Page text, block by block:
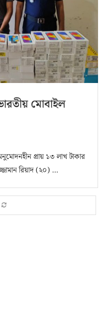
মোবাইল
প্রায় ১৩ লাখ টাকার
রিয়াদ (২০) …